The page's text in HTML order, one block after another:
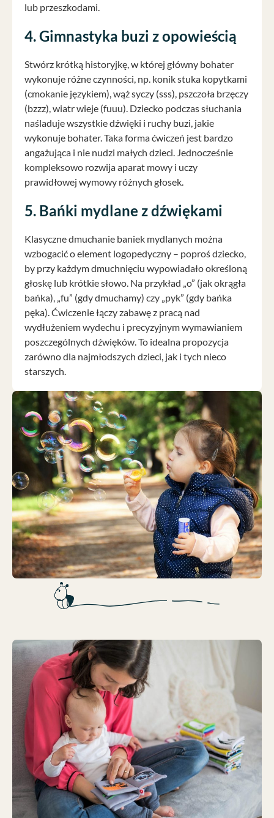
lub przeszkodami.
4. Gimnastyka buzi z opowieścią
Stwórz krótką historyjkę, w której główny bohater
wykonuje różne czynności, np. konik stuka kopytkami
(cmokanie językiem), wąż syczy (sss), pszczoła brzęczy
(bzzz), wiatr wieje (fuuu). Dziecko podczas słuchania
naśladuje wszystkie dźwięki i ruchy buzi, jakie
wykonuje bohater. Taka forma ćwiczeń jest bardzo
angażująca i nie nudzi małych dzieci. Jednocześnie
kompleksowo rozwija aparat mowy i uczy
prawidłowej wymowy różnych głosek.
5. Bańki mydlane z dźwiękami
Klasyczne dmuchanie baniek mydlanych można
wzbogacić o element logopedyczny – poproś dziecko,
by przy każdym dmuchnięciu wypowiadało określoną
głoskę lub krótkie słowo. Na przykład „o” (jak okrągła
bańka), „fu” (gdy dmuchamy) czy „pyk” (gdy bańka
pęka). Ćwiczenie łączy zabawę z pracą nad
wydłużeniem wydechu i precyzyjnym wymawianiem
poszczególnych dźwięków. To idealna propozycja
zarówno dla najmłodszych dzieci, jak i tych nieco
starszych.